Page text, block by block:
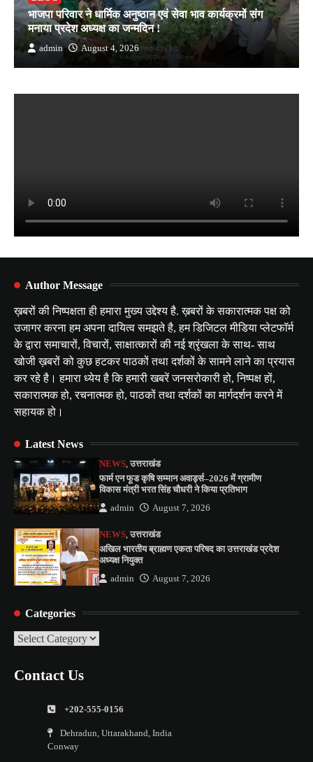
भाजपा परिवार ने धार्मिक अनुष्ठान एवं सेवा भाव कार्यक्रमों संग
मनाया प्रदेश अध्यक्ष का जन्मदिन !
admin August 4, 2026
Author Message
ख़बरों की निष्पक्षता ही हमारा मुख्य उद्देश्य है. ख़बरों के सकारात्मक पक्ष को
उजागर करना हम अपना दायित्व समझते है, हम डिजिटल मीडिया प्लेटफॉर्म
के द्वारा समाचारों, विचारों, साक्षात्कारों की नई श्रृंखला के साथ- साथ
खोजी ख़बरों को कुछ हटकर पाठकों तथा दर्शकों के सामने लाने का प्रयास
कर रहे है। हमारा ध्येय है कि हमारी खबरें जनसरोकारी हो, निष्पक्ष हों,
सकारात्मक हो, रचनात्मक हो, पाठकों तथा दर्शकों का मार्गदर्शन करने में
सहायक हो।
Latest News
NEWS ,उत्तराखंड
फार्म एन फूड कृषि सम्मान अवार्ड्स–2026 में ग्रामीण
विकास मंत्री भरत सिंह चौधरी ने किया प्रतिभाग
admin August 7, 2026
NEWS,उत्तराखंड
अखिल भारतीय ब्राह्मण एकता परिषद का उत्तराखंड प्रदेश
अध्यक्ष नियुक्त
admin August 7, 2026
Categories
Categories
Contact Us
+202-555-0156
Dehradun, Uttarakhand, India
Conway